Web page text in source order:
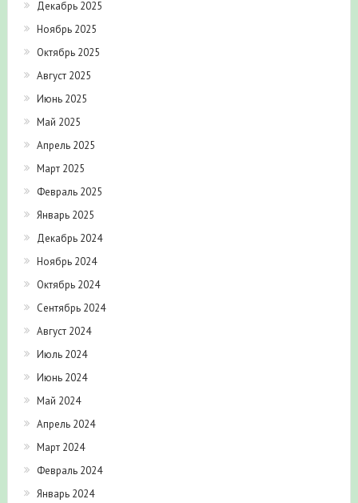
Декабрь 2025
Ноябрь 2025
Октябрь 2025
Август 2025
Июнь 2025
Май 2025
Апрель 2025
Март 2025
Февраль 2025
Январь 2025
Декабрь 2024
Ноябрь 2024
Октябрь 2024
Сентябрь 2024
Август 2024
Июль 2024
Июнь 2024
Май 2024
Апрель 2024
Март 2024
Февраль 2024
Январь 2024